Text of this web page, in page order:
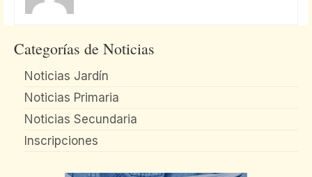
Categorías de Noticias
Noticias Jardín
Noticias Primaria
Noticias Secundaria
Inscripciones